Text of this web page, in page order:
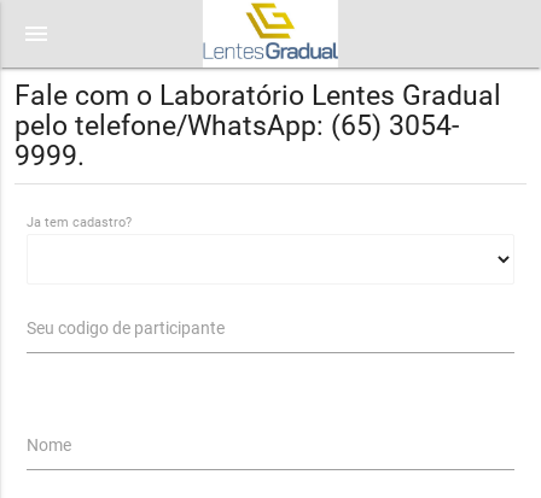
menu
Fale com o Laboratório Lentes Gradual
pelo telefone/WhatsApp: (65) 3054-
9999.
Ja tem cadastro?
Seu codigo de participante
Nome